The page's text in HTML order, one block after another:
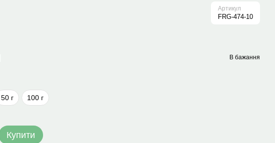
Артикул
FRG-474-10
В бажання
50 г 100 г
Купити